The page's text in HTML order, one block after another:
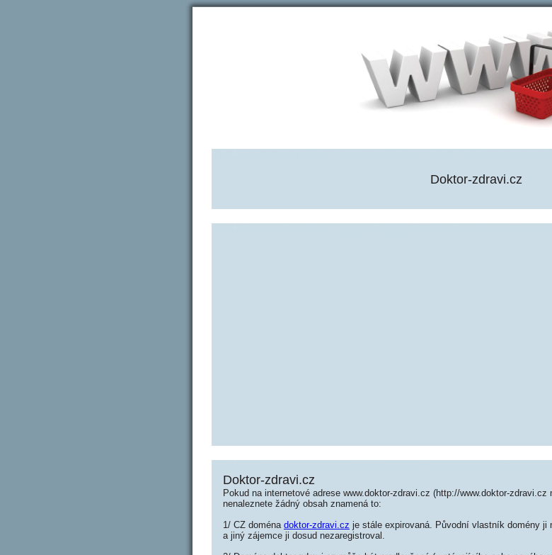
Doktor-zdravi.cz
Doktor-zdravi.cz
Pokud na internetové adrese www.doktor-zdravi.cz (http://www.doktor-
nenaleznete žádný obsah znamená to:
1/ CZ doména doktor-zdravi.cz je stále expirovaná. Původní vlastník domény ji
a jiný zájemce ji dosud nezaregistroval.